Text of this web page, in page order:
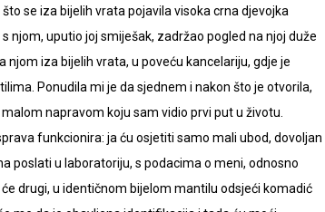
se iza bijelih vrata pojavila visoka crna djevojka
njom, uputio joj smiješak, zadržao pogled na njoj duže
iza bijelih vrata, u poveću kancelariju, gdje je
Ponudila mi je da sjednem i nakon što je otvorila,
napravom koju sam vidio prvi put u životu.
funkcionira: ja ću osjetiti samo mali ubod, dovoljan
poslati u laboratoriju, s podacima o meni, odnosno
drugi, u identičnom bijelom mantilu odsjeći komadić